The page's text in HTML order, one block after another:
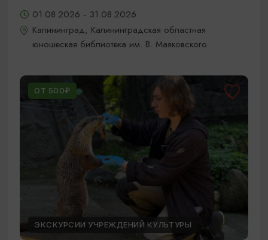
01.08.2026 - 31.08.2026
Калининград, Калининградская областная
юношеская библиотека им. В. Маяковского
ОТ 500₽
ЭКСКУРСИИ УЧРЕЖДЕНИЙ КУЛЬТУРЫ